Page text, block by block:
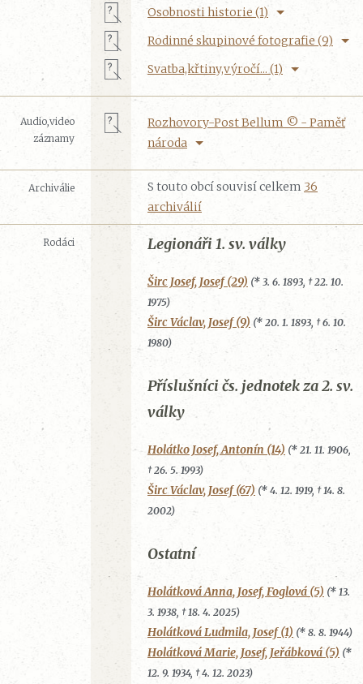
Osobnosti historie (1)
Rodinné skupinové fotografie (9)
Svatba,křtiny,výročí... (1)
Audio,video
záznamy
Rozhovory-Post Bellum © - Paměť
národa
Archiválie S touto obcí souvisí celkem 36
archiválií
Rodáci Legionáři 1. sv. války
Širc Josef, Josef (29) (* 3. 6. 1893, † 22. 10.
1975)
Širc Václav, Josef (9) (* 20. 1. 1893, † 6. 10.
1980)
Příslušníci čs. jednotek za 2. sv.
války
Holátko Josef, Antonín (14) (* 21. 11. 1906,
† 26. 5. 1993)
Širc Václav, Josef (67) (* 4. 12. 1919, † 14. 8.
2002)
Ostatní
Holátková Anna, Josef, Foglová (5) (* 13.
3. 1938, † 18. 4. 2025)
Holátková Ludmila, Josef (1) (* 8. 8. 1944)
Holátková Marie, Josef, Jeřábková (5) (*
12. 9. 1934, † 4. 12. 2023)